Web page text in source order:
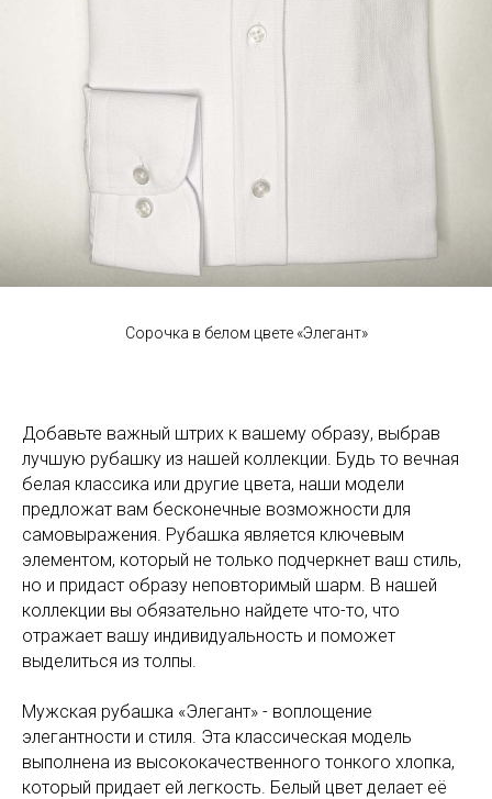
Сорочка в белом цвете «Элегант»
Добавьте важный штрих к вашему образу, выбрав
лучшую рубашку из нашей коллекции. Будь то вечная
белая классика или другие цвета, наши модели
предложат вам бесконечные возможности для
самовыражения. Рубашка является ключевым
элементом, который не только подчеркнет ваш стиль,
но и придаст образу неповторимый шарм. В нашей
коллекции вы обязательно найдете что-то, что
отражает вашу индивидуальность и поможет
выделиться из толпы.
Мужская рубашка «Элегант» - воплощение
элегантности и стиля. Эта классическая модель
выполнена из высококачественного тонкого хлопка,
который придает ей легкость. Белый цвет делает её